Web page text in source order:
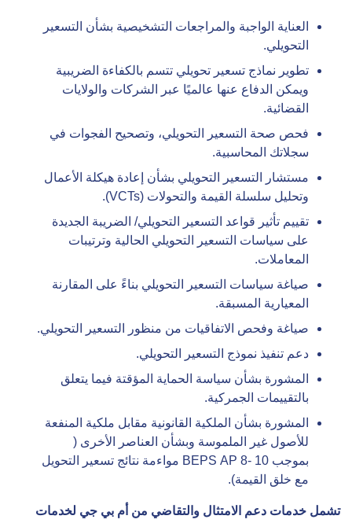
العناية الواجبة والمراجعات التشخيصية بشأن التسعير
التحويلي.
تطوير نماذج تسعير تحويلي تتسم بالكفاءة الضريبية
ويمكن الدفاع عنها عالميًا عبر الشركات والولايات
القضائية.
فحص صحة التسعير التحويلي، وتصحيح الفجوات في
سجلاتك المحاسبية.
مستشار التسعير التحويلي بشأن إعادة هيكلة الأعمال
وتحليل سلسلة القيمة والتحولات (VCTs).
تقييم تأثير قواعد التسعير التحويلي/ الضريبة الجديدة
على سياسات التسعير التحويلي الحالية وترتيبات
المعاملات.
صياغة سياسات التسعير التحويلي بناءً على المقارنة
المعيارية المسبقة.
صياغة وفحص الاتفاقيات من منظور التسعير التحويلي.
دعم تنفيذ نموذج التسعير التحويلي.
المشورة بشأن سياسة الحماية المؤقتة فيما يتعلق
بالتقييمات الجمركية.
المشورة بشأن الملكية القانونية مقابل ملكية المنفعة
للأصول غير الملموسة وبشأن العناصر الأخرى (
بموجب BEPS AP 8- 10 مواءمة نتائج تسعير التحويل
مع خلق القيمة).
تشمل خدمات دعم الامتثال والتقاضي من أم بي جي لخدمات